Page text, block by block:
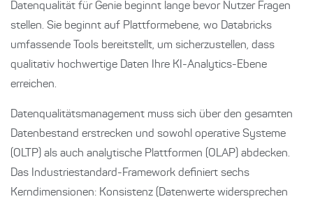
Datenqualität für Genie beginnt lange bevor Nutzer Fragen
stellen. Sie beginnt auf Plattformebene, wo Databricks
umfassende Tools bereitstellt, um sicherzustellen, dass
qualitativ hochwertige Daten Ihre KI-Analytics-Ebene
erreichen.
Datenqualitätsmanagement muss sich über den gesamten
Datenbestand erstrecken und sowohl operative Systeme
(OLTP) als auch analytische Plattformen (OLAP) abdecken.
Das Industriestandard-Framework definiert sechs
Kerndimensionen: Konsistenz (Datenwerte widersprechen